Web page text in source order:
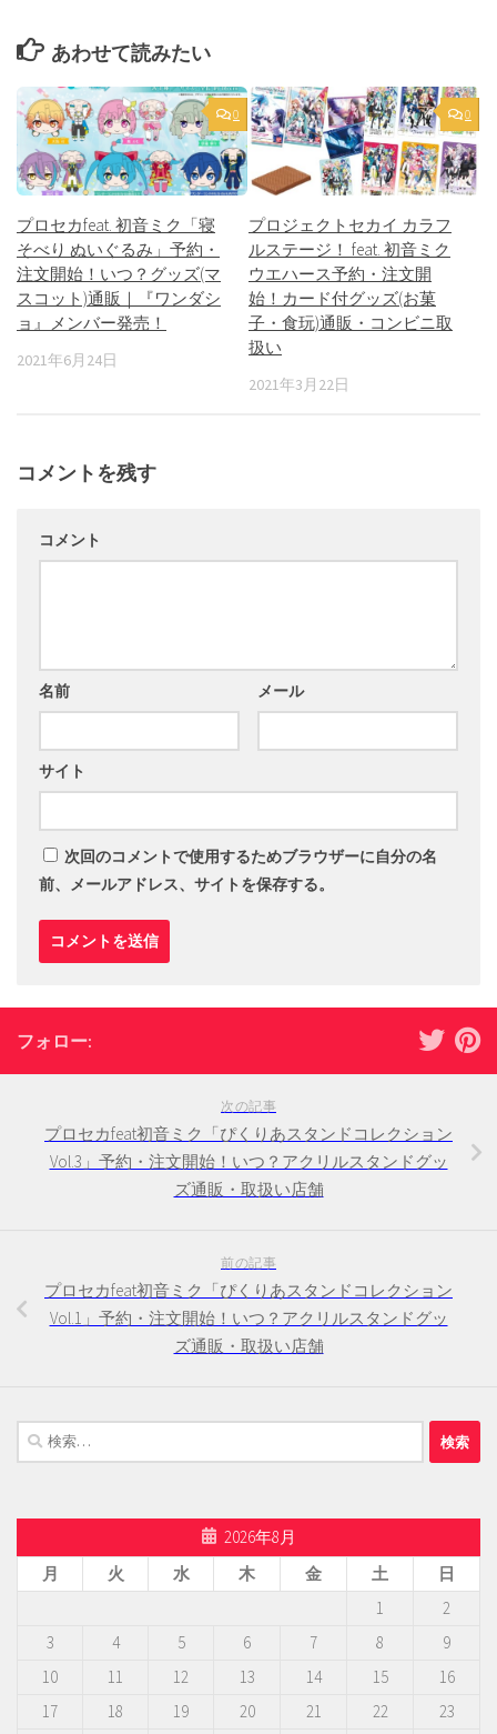
あわせて読みたい
0
プロセカfeat. 初音ミク「寝
そべり ぬいぐるみ」予約・
注文開始！いつ？グッズ(マ
スコット)通販｜『ワンダシ
ョ』メンバー発売！
2021年6月24日
0
プロジェクトセカイ カラフ
ルステージ！ feat. 初音ミク
ウエハース予約・注文開
始！カード付グッズ(お菓
子・食玩)通販・コンビニ取
扱い
2021年3月22日
コメントを残す
コメント
名前 メール
サイト
次回のコメントで使用するためブラウザーに自分の名
前、メールアドレス、サイトを保存する。
フォロー:
次の記事
プロセカfeat初音ミク「ぴくりあスタンドコレクション
Vol.3」予約・注文開始！いつ？アクリルスタンドグッ
ズ通販・取扱い店舗
前の記事
プロセカfeat初音ミク「ぴくりあスタンドコレクション
Vol.1」予約・注文開始！いつ？アクリルスタンドグッ
ズ通販・取扱い店舗
検
索:
2026年8月
月
火 水 木 金 土
日
1
2
3
4 5 6 7 8
9
10
11 12 13 14 15
16
17
18 19 20 21 22
23